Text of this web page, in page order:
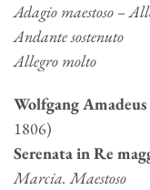
Adagio maestoso –
Andante sostenuto
Allegro molto
Wolfgang
1806)
Serenata in Re
Marcia. Maestoso